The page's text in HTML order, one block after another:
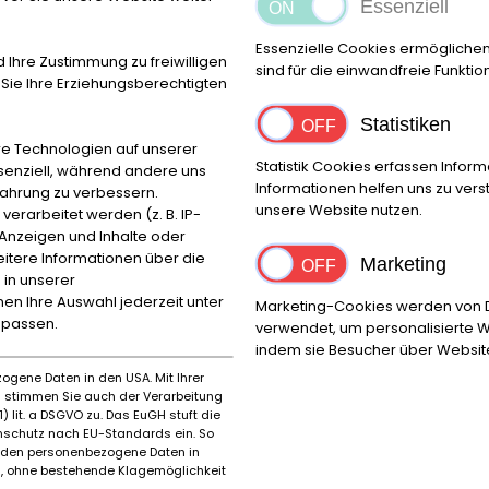
Zwischenverkauf und Irrtümer vorbehalten!----.
Bovenden
PLZ
Marke
Mercedes Benz 1995
Erstzulassung Monat
SL
Ihre Zustimmung zu freiwilligen
Ihre Erziehungsberechtigten
Technologien auf unserer
während andere uns
zu verbessern.
werden (z. B. IP-
und Inhalte oder
Informationen über die
unserer
Ihre Auswahl jederzeit unter
Daten in den USA. Mit Ihrer
Sie auch der Verarbeitung
lit. a DSGVO zu. Das EuGH stuft die
nach EU-Standards ein. So
personenbezogene Daten in
bestehende Klagemöglichkeit
Essenziell
Essenzielle Cookies
sind für die einwandfreie
Statistiken
Statistik Cookies erfassen
Informationen helfen uns zu
unsere Website nutzen.
Marketing
Marketing-Cookies werden von
verwendet, um personalisierte
indem sie Besucher über